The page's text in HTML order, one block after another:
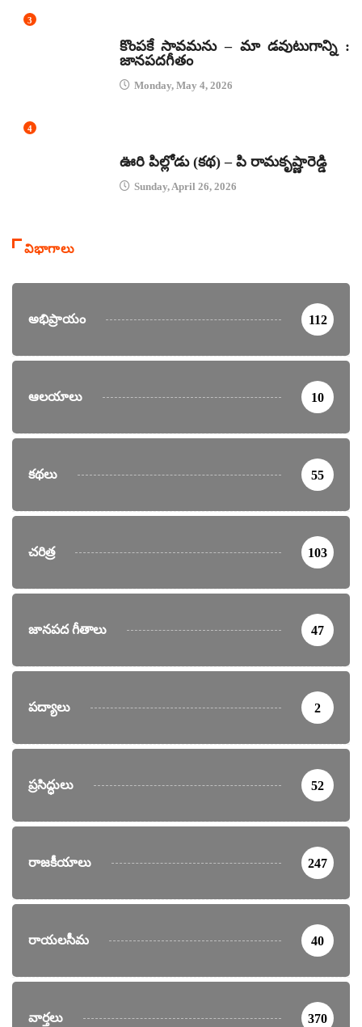
3
కొంపకే సావమను – మా డవుటుగాన్ని :
జానపదగీతం
Monday, May 4, 2026
4
ఊరి పిల్లోడు (కథ) – పి రామకృష్ణారెడ్డి
Sunday, April 26, 2026
విభాగాలు
అభిప్రాయం 112
ఆలయాలు 10
కథలు 55
చరిత్ర 103
జానపద గీతాలు 47
పద్యాలు 2
ప్రసిద్ధులు 52
రాజకీయాలు 247
రాయలసీమ 40
వార్తలు 370